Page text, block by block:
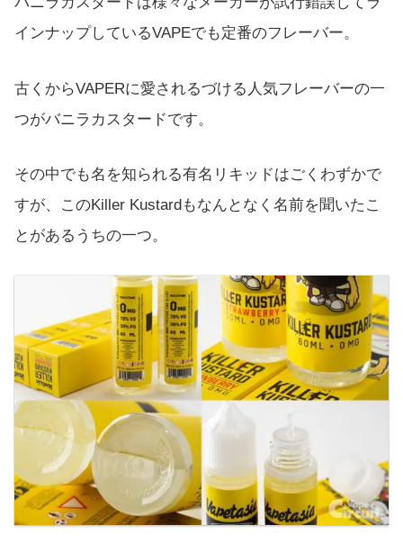
インナップしているVAPEでも定番のフレーバー。
古くからVAPERに愛されるづける人気フレーバーの一
つがバニラカスタードです。
その中でも名を知られる有名リキッドはごくわずかで
すが、このKiller Kustardもなんとなく名前を聞いたこ
とがあるうちの一つ。